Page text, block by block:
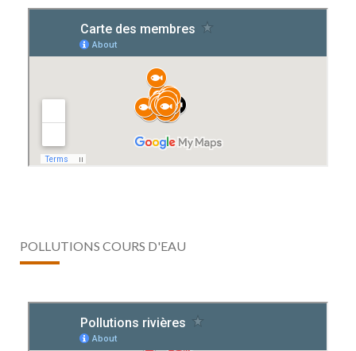
POLLUTIONS COURS D'EAU